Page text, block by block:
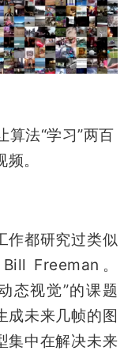
算法“学习”两百
。
作都研究过类似
Freeman。
态视觉”的课题
成未来几帧的图
集中在解决未来